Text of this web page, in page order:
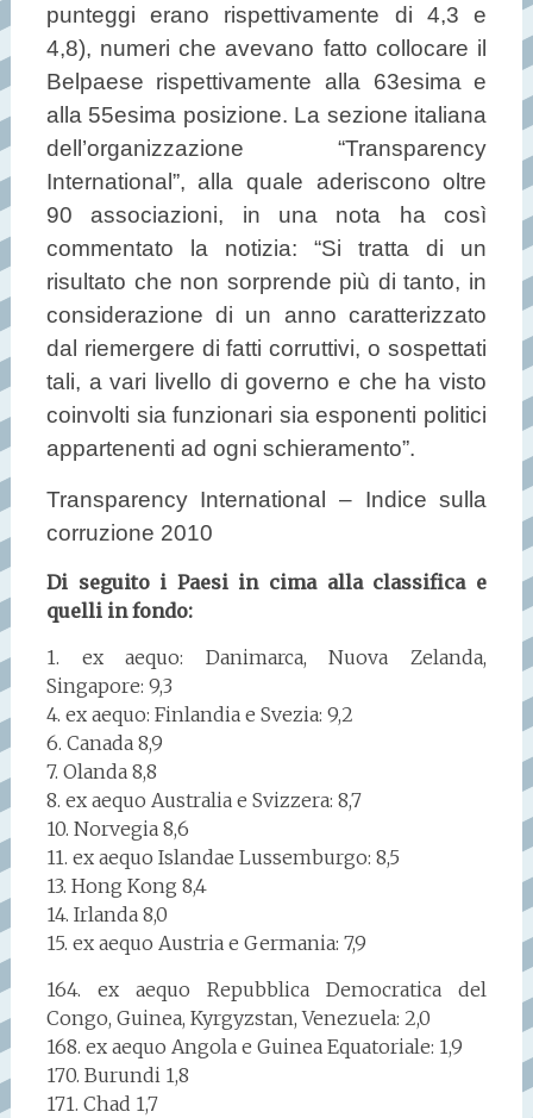
punteggi erano rispettivamente di 4,3 e
4,8), numeri che avevano fatto collocare il
Belpaese rispettivamente alla 63esima e
alla 55esima posizione. La sezione italiana
dell’organizzazione “Transparency
International”, alla quale aderiscono oltre
90 associazioni, in una nota ha così
commentato la notizia: “Si tratta di un
risultato che non sorprende più di tanto, in
considerazione di un anno caratterizzato
dal riemergere di fatti corruttivi, o sospettati
tali, a vari livello di governo e che ha visto
coinvolti sia funzionari sia esponenti politici
appartenenti ad ogni schieramento”.
Transparency International – Indice sulla
corruzione 2010
Di seguito i Paesi in cima alla classifica e
quelli in fondo:
1. ex aequo: Danimarca, Nuova Zelanda,
Singapore: 9,3
4. ex aequo: Finlandia e Svezia: 9,2
6. Canada 8,9
7. Olanda 8,8
8. ex aequo Australia e Svizzera: 8,7
10. Norvegia 8,6
11. ex aequo Islandae Lussemburgo: 8,5
13. Hong Kong 8,4
14. Irlanda 8,0
15. ex aequo Austria e Germania: 7,9
164. ex aequo Repubblica Democratica del
Congo, Guinea, Kyrgyzstan, Venezuela: 2,0
168. ex aequo Angola e Guinea Equatoriale: 1,9
170. Burundi 1,8
171. Chad 1,7